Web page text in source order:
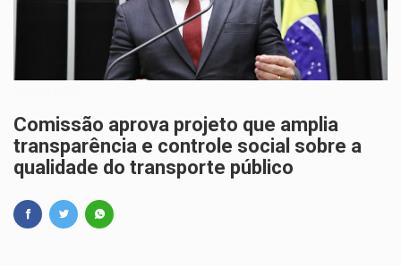
Comissão aprova projeto que amplia
transparência e controle social sobre a
qualidade do transporte público